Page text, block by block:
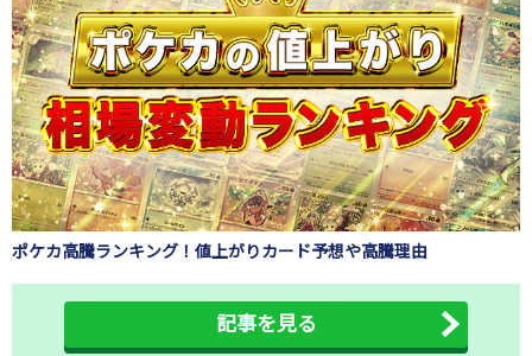
ポケカ高騰ランキング！値上がりカード予想や高騰理由
記事を見る